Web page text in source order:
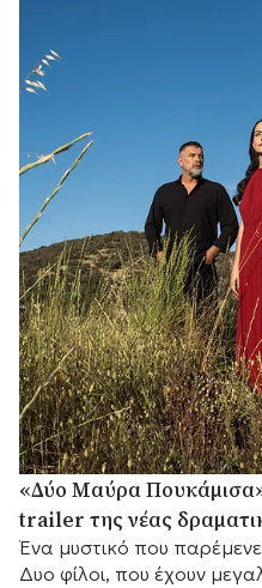
«Δύο Μαύρα
trailer της νέας
Ένα μυστικό που
Δυο φίλοι, που έχουν